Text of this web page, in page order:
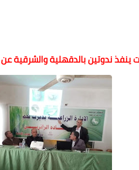
ينفذ ندوتين بالدقهلية والشرقية